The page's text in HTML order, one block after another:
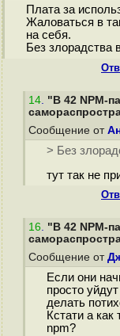
Плата за
Жаловаться в
на себя.
Без злорадства
14. "В 42 NPM-
Сообщение от
> Без
тут так не
16. "В 42 NPM-
Сообщение от
Если они
просто
делать
Кстати а
npm?